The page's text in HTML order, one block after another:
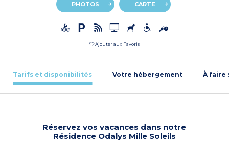
PHOTOS CARTE
Ajouter aux Favoris
Tarifs et disponibilités Votre hébergement À faire
Réservez vos vacances dans notre
Résidence Odalys Mille Soleils